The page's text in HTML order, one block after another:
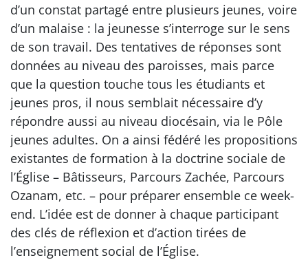
d’un constat partagé entre plusieurs jeunes, voire
d’un malaise : la jeunesse s’interroge sur le sens
de son travail. Des tentatives de réponses sont
données au niveau des paroisses, mais parce
que la question touche tous les étudiants et
jeunes pros, il nous semblait nécessaire d’y
répondre aussi au niveau diocésain, via le Pôle
jeunes adultes. On a ainsi fédéré les propositions
existantes de formation à la doctrine sociale de
l’Église – Bâtisseurs, Parcours Zachée, Parcours
Ozanam, etc. – pour préparer ensemble ce week-
end. L’idée est de donner à chaque participant
des clés de réflexion et d’action tirées de
l’enseignement social de l’Église.